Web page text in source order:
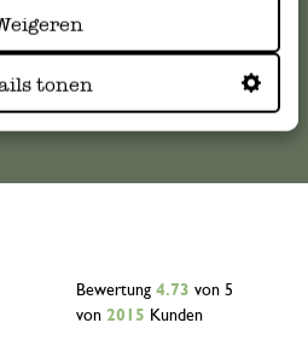
tonen
Bewertung 4.73 von 5
von 2015 Kunden